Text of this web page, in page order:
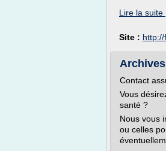
Lire la suite
Site :
Contact
Vous
santé ?
Nous vous
ou celles